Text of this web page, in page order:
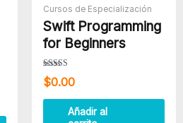
Cursos de Especialización
Swift Programming
for Beginners
Valorado
con
de 5
$0.00
Añadir al